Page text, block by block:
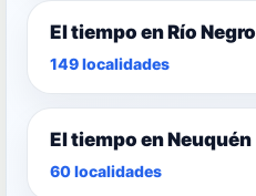
El tiempo en Río Negro
149 localidades
El tiempo en Neuquén
60 localidades